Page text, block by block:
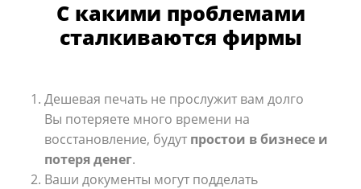
С какими проблемами
сталкиваются фирмы
Дешевая печать не прослужит вам долго
Вы потеряете много времени на
восстановление, будут простои в бизнесе и
потеря денег.
Ваши документы могут подделать